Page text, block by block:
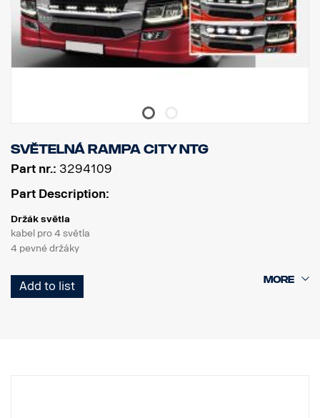
Světelná rampa City NTG
Part nr.: 3294109
Part Description:
Držák světla
kabel pro 4 světla
4 pevné držáky
Výrobek
Materiál AISI304
Add to list